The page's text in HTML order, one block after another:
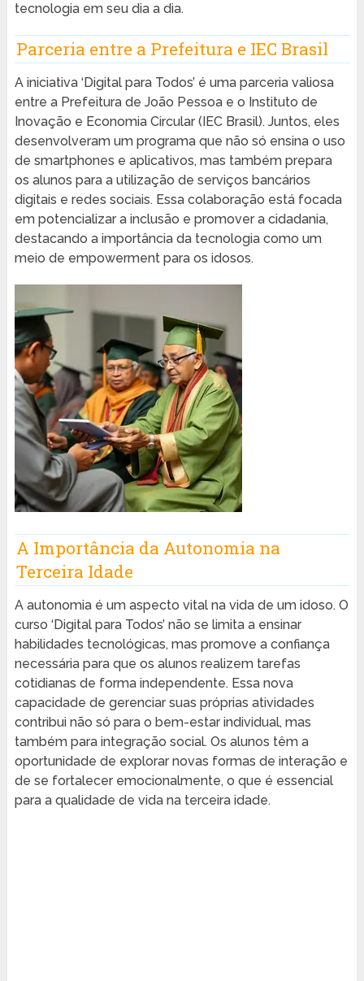
tecnologia em seu dia a dia.
Parceria entre a Prefeitura e IEC Brasil
A iniciativa ‘Digital para Todos’ é uma parceria valiosa
entre a Prefeitura de João Pessoa e o Instituto de
Inovação e Economia Circular (IEC Brasil). Juntos, eles
desenvolveram um programa que não só ensina o uso
de smartphones e aplicativos, mas também prepara
os alunos para a utilização de serviços bancários
digitais e redes sociais. Essa colaboração está focada
em potencializar a inclusão e promover a cidadania,
destacando a importância da tecnologia como um
meio de empowerment para os idosos.
A Importância da Autonomia na
Terceira Idade
A autonomia é um aspecto vital na vida de um idoso. O
curso ‘Digital para Todos’ não se limita a ensinar
habilidades tecnológicas, mas promove a confiança
necessária para que os alunos realizem tarefas
cotidianas de forma independente. Essa nova
capacidade de gerenciar suas próprias atividades
contribui não só para o bem-estar individual, mas
também para integração social. Os alunos têm a
oportunidade de explorar novas formas de interação e
de se fortalecer emocionalmente, o que é essencial
para a qualidade de vida na terceira idade.